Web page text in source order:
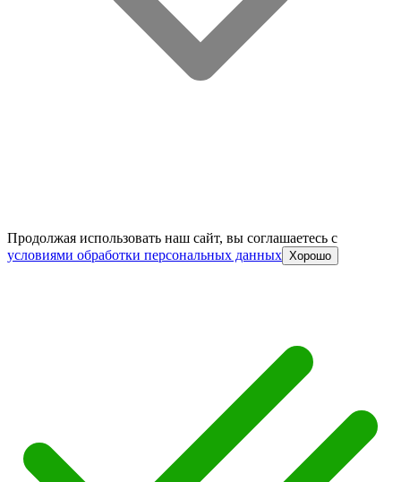
Продолжая использовать наш сайт, вы соглашаетесь c
условиями обработки персональных данных Хорошо